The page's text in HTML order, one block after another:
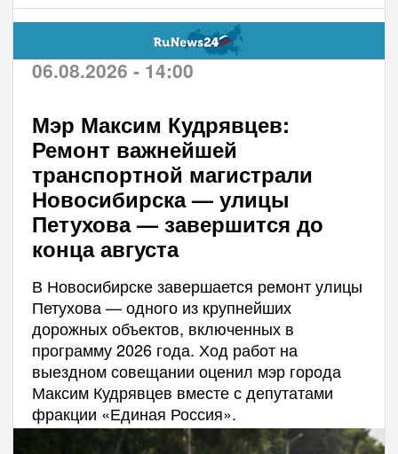
06.08.2026 - 14:00
Мэр Максим Кудрявцев:
Ремонт важнейшей
транспортной магистрали
Новосибирска — улицы
Петухова — завершится до
конца августа
В Новосибирске завершается ремонт улицы
Петухова — одного из крупнейших
дорожных объектов, включенных в
программу 2026 года. Ход работ на
выездном совещании оценил мэр города
Максим Кудрявцев вместе с депутатами
фракции «Единая Россия».